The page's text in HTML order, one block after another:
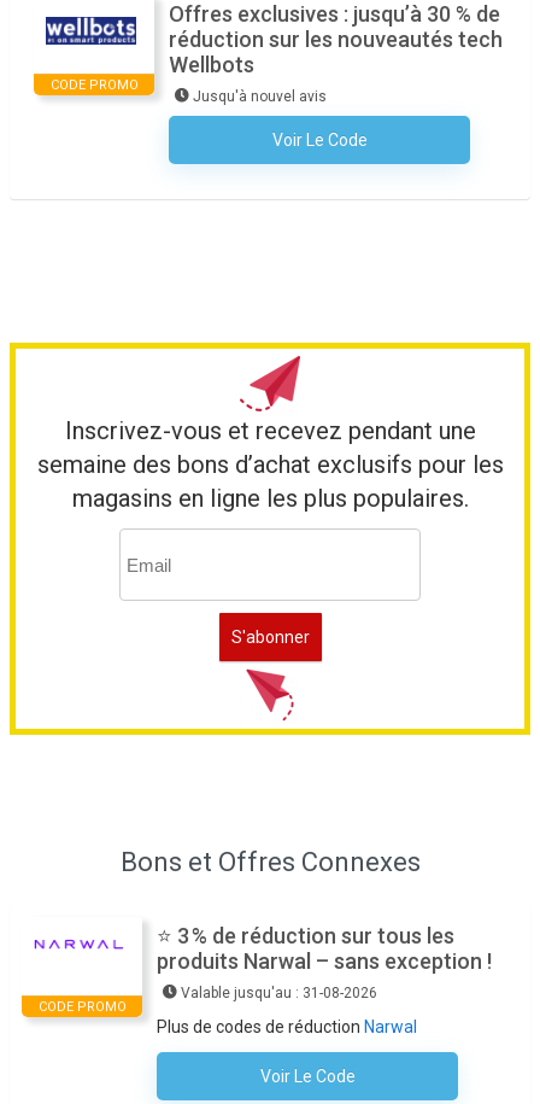
CODE PROMO
Offres exclusives : jusqu’à 30 % de
réduction sur les nouveautés tech
Wellbots
Jusqu'à nouvel avis
Voir Le Code
Aucun Code N'est Nécessaire
Inscrivez-vous et recevez pendant une
semaine des bons d’achat exclusifs pour les
magasins en ligne les plus populaires.
Bons et Offres Connexes
CODE PROMO
⭐ 3 % de réduction sur tous les
produits Narwal – sans exception !
Valable jusqu'au : 31-08-2026
Plus de codes de réduction Narwal
Voir Le Code